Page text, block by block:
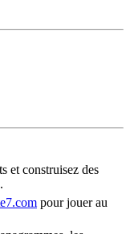
et construisez des
pour jouer au